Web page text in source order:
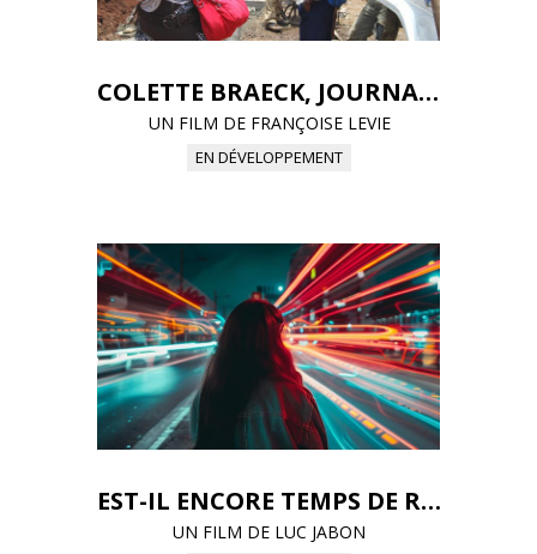
COLETTE BRAECK, JOURNALISTE À TOUT PRIX
UN FILM DE FRANÇOISE LEVIE
EN DÉVELOPPEMENT
EST-IL ENCORE TEMPS DE RALENTIR QUAND TOUT S'ACCÉLÈRE
UN FILM DE LUC JABON